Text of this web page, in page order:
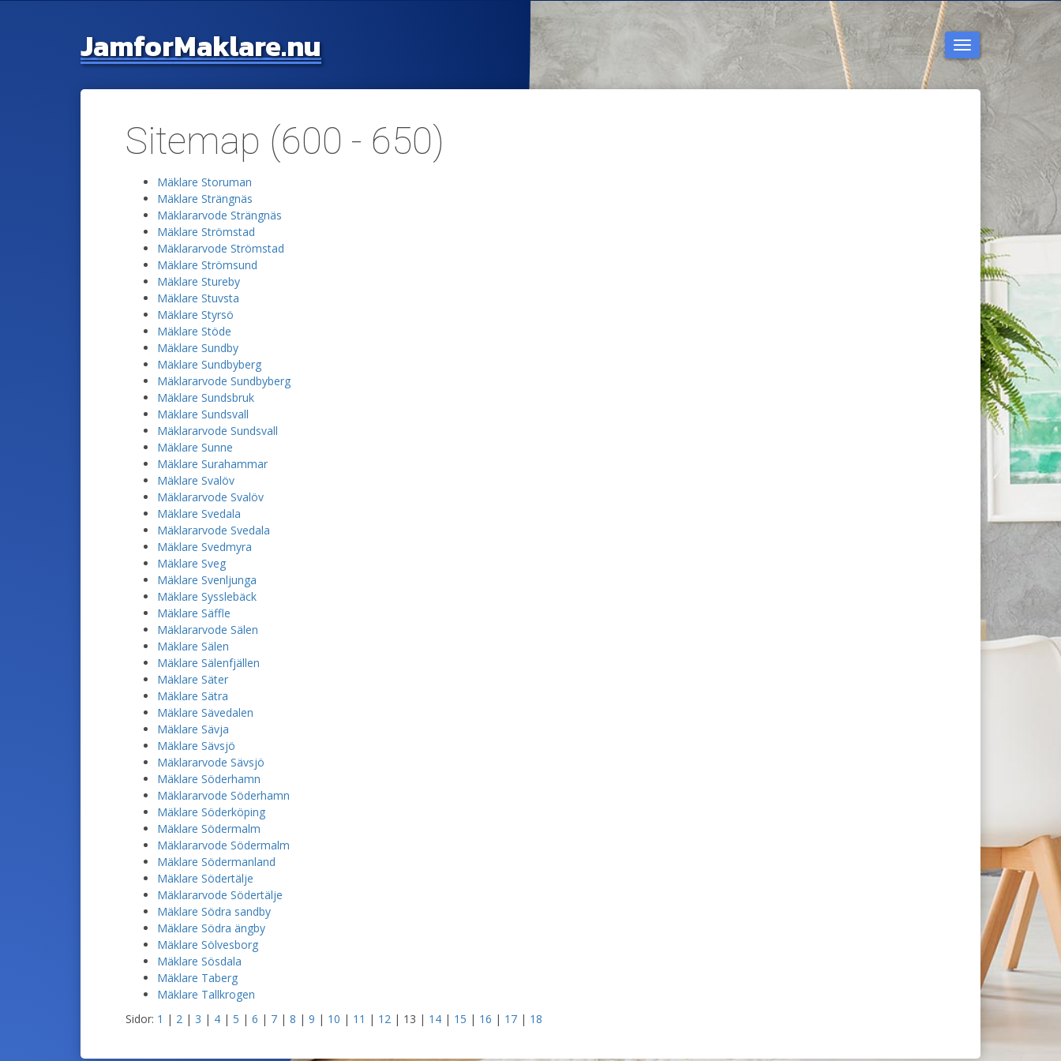
JamforMaklare.nu
Toggla
navigering
Sitemap (600 - 650)
Mäklare Storuman
Mäklare Strängnäs
Mäklararvode Strängnäs
Mäklare Strömstad
Mäklararvode Strömstad
Mäklare Strömsund
Mäklare Stureby
Mäklare Stuvsta
Mäklare Styrsö
Mäklare Stöde
Mäklare Sundby
Mäklare Sundbyberg
Mäklararvode Sundbyberg
Mäklare Sundsbruk
Mäklare Sundsvall
Mäklararvode Sundsvall
Mäklare Sunne
Mäklare Surahammar
Mäklare Svalöv
Mäklararvode Svalöv
Mäklare Svedala
Mäklararvode Svedala
Mäklare Svedmyra
Mäklare Sveg
Mäklare Svenljunga
Mäklare Sysslebäck
Mäklare Säffle
Mäklararvode Sälen
Mäklare Sälen
Mäklare Sälenfjällen
Mäklare Säter
Mäklare Sätra
Mäklare Sävedalen
Mäklare Sävja
Mäklare Sävsjö
Mäklararvode Sävsjö
Mäklare Söderhamn
Mäklararvode Söderhamn
Mäklare Söderköping
Mäklare Södermalm
Mäklararvode Södermalm
Mäklare Södermanland
Mäklare Södertälje
Mäklararvode Södertälje
Mäklare Södra sandby
Mäklare Södra ängby
Mäklare Sölvesborg
Mäklare Sösdala
Mäklare Taberg
Mäklare Tallkrogen
Sidor: 1 | 2 | 3 | 4 | 5 | 6 | 7 | 8 | 9 | 10 | 11 | 12 | 13 | 14 | 15 | 16 | 17 | 18